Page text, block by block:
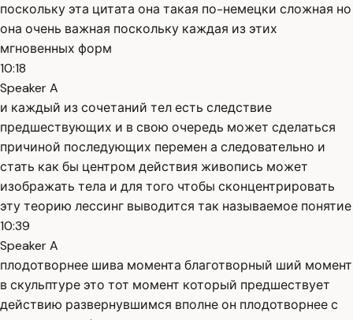
поскольку эта цитата она такая по-немецки сложная но
она очень важная поскольку каждая из этих
мгновенных форм
10:18
Speaker A
и каждый из сочетаний тел есть следствие
предшествующих и в свою очередь может сделаться
причиной последующих перемен а следовательно и
стать как бы центром действия живопись может
изображать тела и для того чтобы сконцентрировать
эту теорию лессинг выводится так называемое понятие
10:39
Speaker A
плодотворнее шива момента благотворный ший момент
в скульптуре это тот момент который предшествует
действию развернувшимся вполне он плодотворнее с